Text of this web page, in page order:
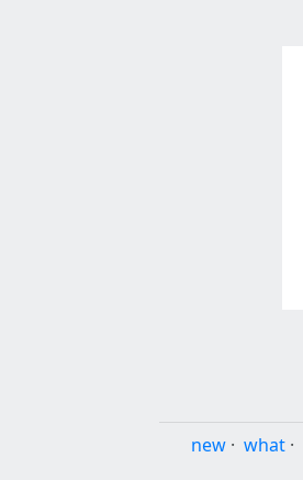
new · what ·